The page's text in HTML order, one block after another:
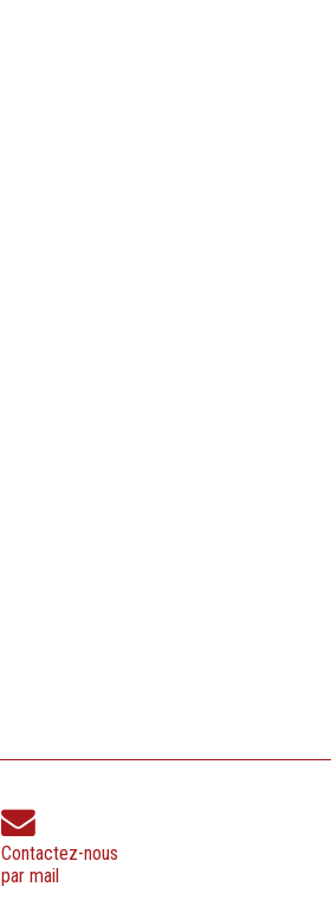
Contactez-nous
par mail